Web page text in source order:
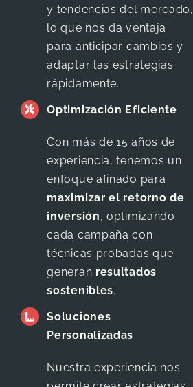
y tendencias del mercado,
lo que nos da ventaja
para anticipar cambios y
adaptar las estrategias
rápidamente.
Optimización Eficiente
Con más de 15 años de
experiencia, tenemos un
enfoque afinado para
maximizar el retorno de
inversión, optimizando
cada campaña con
técnicas probadas que
generan resultados
sostenibles.
Soluciones
Personalizadas
Nuestra experiencia nos